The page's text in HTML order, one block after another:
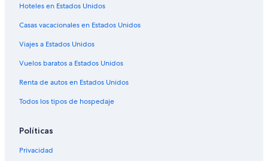
Hoteles en Pozza di Fassa
Hoteles 3 estrellas en Alpe di Siusi
Casas de campo en Alpe di Siusi
Casas vacacionales en Alpe di Siusi
Resorts en Alpe di Siusi
Hoteles con spa en Alpe di Siusi
Hoteles de lujo en Alpe di Siusi
Hoteles baratos en Alpe di Siusi
Hoteles en Estados Unidos
Casas vacacionales en Estados Unidos
Viajes a Estados Unidos
Vuelos baratos a Estados Unidos
Renta de autos en Estados Unidos
Todos los tipos de hospedaje
Políticas
Privacidad